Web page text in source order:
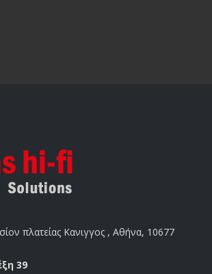
πλατείας Κανιγγος , Αθήνα, 10677
39